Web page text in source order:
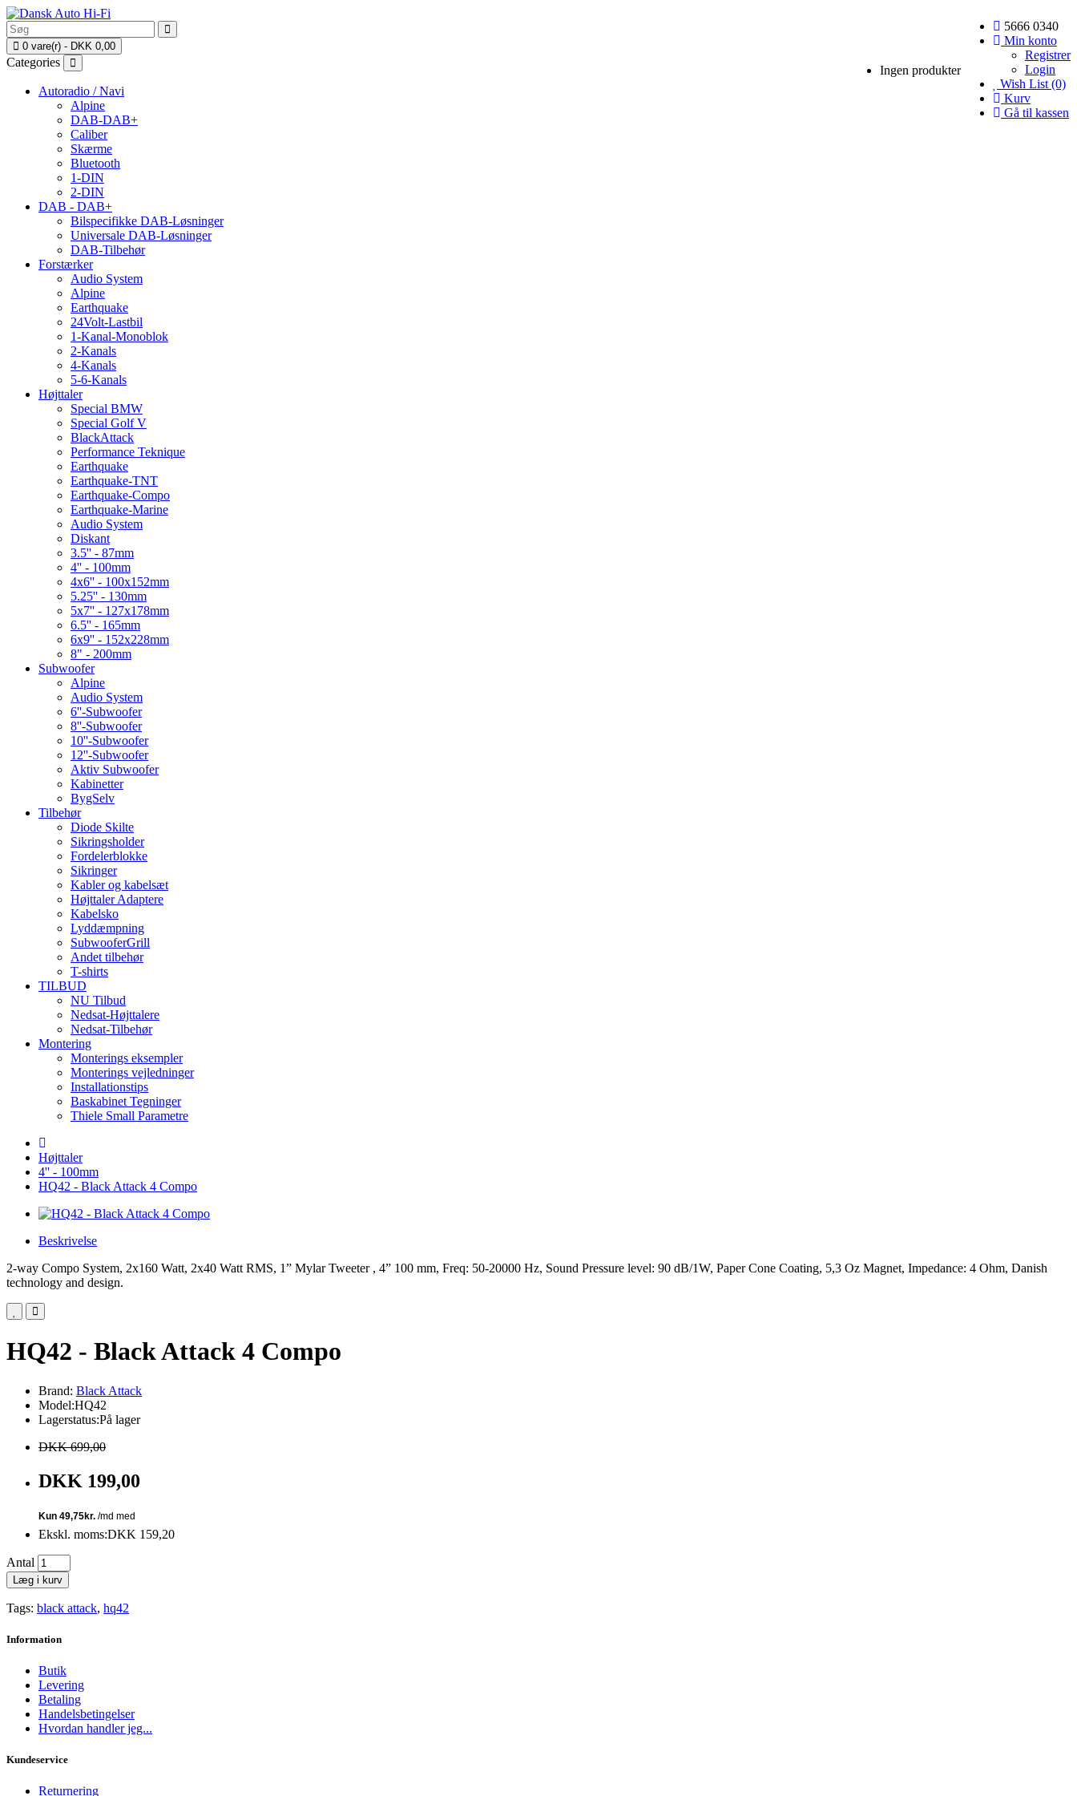
5666 0340
Min konto
Registrer
Login
Wish List (0)
Kurv
Gå til kassen
0 vare(r) - DKK 0,00
Ingen produkter
Categories
Autoradio / Navi
Alpine
DAB-DAB+
Caliber
Skærme
Bluetooth
1-DIN
2-DIN
DAB - DAB+
Bilspecifikke DAB-Løsninger
Universale DAB-Løsninger
DAB-Tilbehør
Forstærker
Audio System
Alpine
Earthquake
24Volt-Lastbil
1-Kanal-Monoblok
2-Kanals
4-Kanals
5-6-Kanals
Højttaler
Special BMW
Special Golf V
BlackAttack
Performance Teknique
Earthquake
Earthquake-TNT
Earthquake-Compo
Earthquake-Marine
Audio System
Diskant
3.5'' - 87mm
4'' - 100mm
4x6'' - 100x152mm
5.25'' - 130mm
5x7'' - 127x178mm
6.5'' - 165mm
6x9'' - 152x228mm
8" - 200mm
Subwoofer
Alpine
Audio System
6''-Subwoofer
8''-Subwoofer
10''-Subwoofer
12''-Subwoofer
Aktiv Subwoofer
Kabinetter
BygSelv
Tilbehør
Diode Skilte
Sikringsholder
Fordelerblokke
Sikringer
Kabler og kabelsæt
Højttaler Adaptere
Kabelsko
Lyddæmpning
SubwooferGrill
Andet tilbehør
T-shirts
TILBUD
NU Tilbud
Nedsat-Højttalere
Nedsat-Tilbehør
Montering
Monterings eksempler
Monterings vejledninger
Installationstips
Baskabinet Tegninger
Thiele Small Parametre
Højttaler
4'' - 100mm
HQ42 - Black Attack 4 Compo
Beskrivelse
2-way Compo System, 2x160 Watt, 2x40 Watt RMS, 1” Mylar Tweeter , 4” 100 mm, Freq: 50-20000 Hz, Sound Pressure level: 90 dB/1W, Paper Cone Coating, 5,3 Oz Magnet, Impedance: 4 Ohm, Danish
technology and design.
HQ42 - Black Attack 4 Compo
Brand: Black Attack
Model:HQ42
Lagerstatus:På lager
DKK 699,00
DKK 199,00
Ekskl. moms:DKK 159,20
Antal
Læg i kurv
Tags: black attack, hq42
Information
Butik
Levering
Betaling
Handelsbetingelser
Hvordan handler jeg...
Kundeservice
Returnering